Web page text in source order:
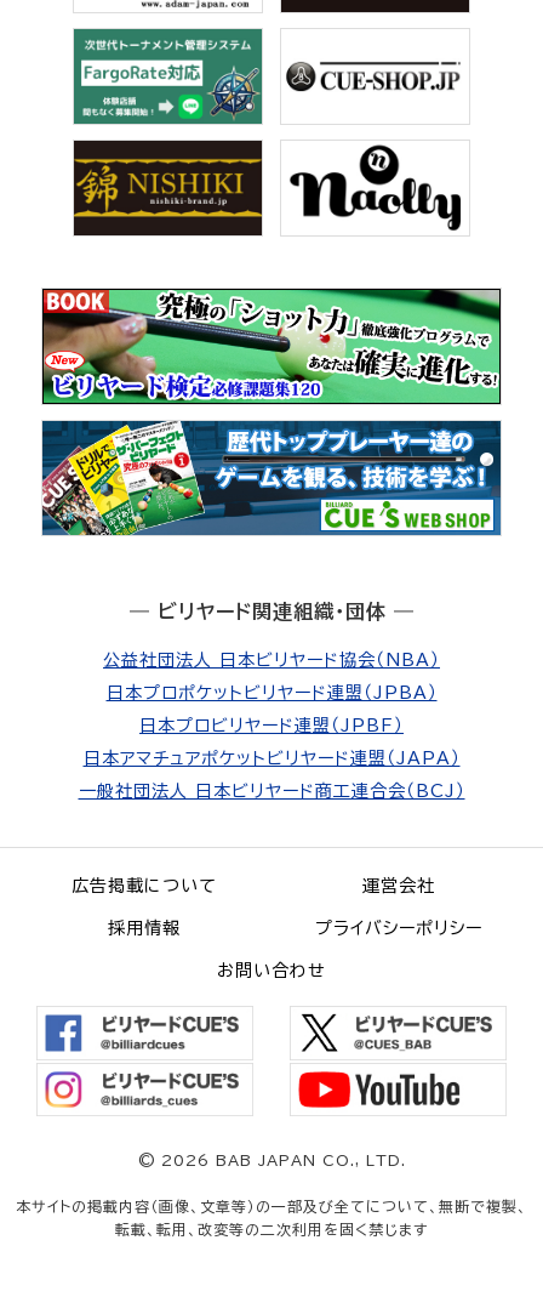
― ビリヤード関連組織・団体 ―
公益社団法人 日本ビリヤード協会（NBA）
日本プロポケットビリヤード連盟（JPBA）
日本プロビリヤード連盟（JPBF）
日本アマチュアポケットビリヤード連盟（JAPA）
一般社団法人 日本ビリヤード商工連合会（BCJ）
広告掲載について 運営会社
採用情報 プライバシーポリシー
お問い合わせ
© 2026 BAB JAPAN CO., LTD.
本サイトの掲載内容（画像、文章等）の一部及び全てについて、無断で複製、
転載、転用、改変等の二次利用を固く禁じます